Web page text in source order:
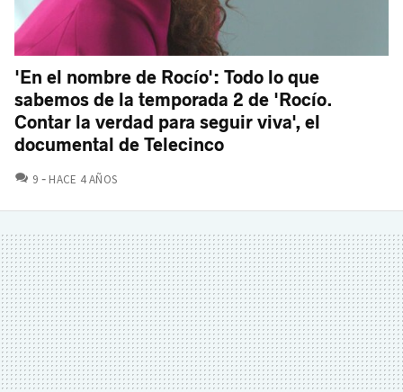
'En el nombre de Rocío': Todo lo que
sabemos de la temporada 2 de 'Rocío.
Contar la verdad para seguir viva', el
documental de Telecinco
9 COMENTARIOS
HACE 4 AÑOS